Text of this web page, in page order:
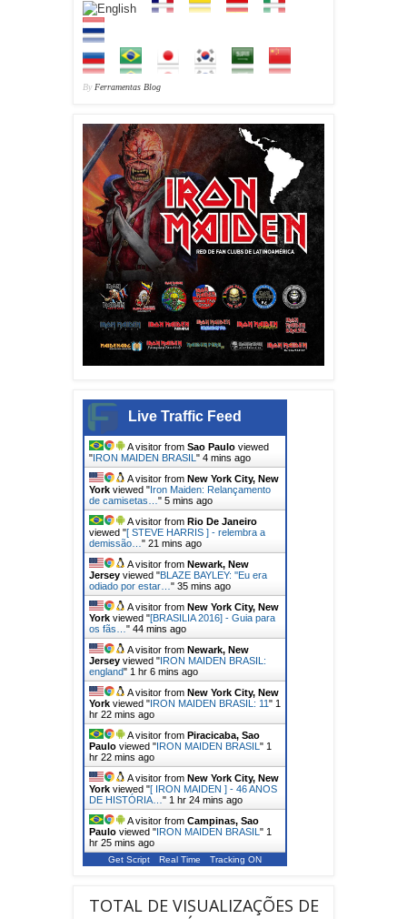
By Ferramentas Blog
Live Traffic Feed
A visitor from Sao Paulo viewed
"IRON MAIDEN BRASIL " 4 mins ago
A visitor from New York City, New
York viewed "Iron Maiden: Relançamento
de camisetas… " 5 mins ago
A visitor from Rio De Janeiro
viewed "[ STEVE HARRIS ] - relembra a
demissão… " 21 mins ago
A visitor from Newark, New
Jersey viewed "BLAZE BAYLEY: ''Eu era
odiado por estar… " 35 mins ago
A visitor from New York City, New
York viewed "[BRASILIA 2016] - Guia para
os fãs… " 44 mins ago
A visitor from Newark, New
Jersey viewed "IRON MAIDEN BRASIL:
england" 1 hr 7 mins ago
A visitor from New York City, New
York viewed "IRON MAIDEN BRASIL: 11" 1
hr 22 mins ago
A visitor from Piracicaba, Sao
Paulo viewed "IRON MAIDEN BRASIL " 1
hr 22 mins ago
A visitor from New York City, New
York viewed "[ IRON MAIDEN ] - 46 ANOS
DE HISTÓRIA… " 1 hr 24 mins ago
A visitor from Campinas, Sao
Paulo viewed "IRON MAIDEN BRASIL " 1
hr 25 mins ago
Get Script Real Time Tracking ON
TOTAL DE VISUALIZAÇÕES DE